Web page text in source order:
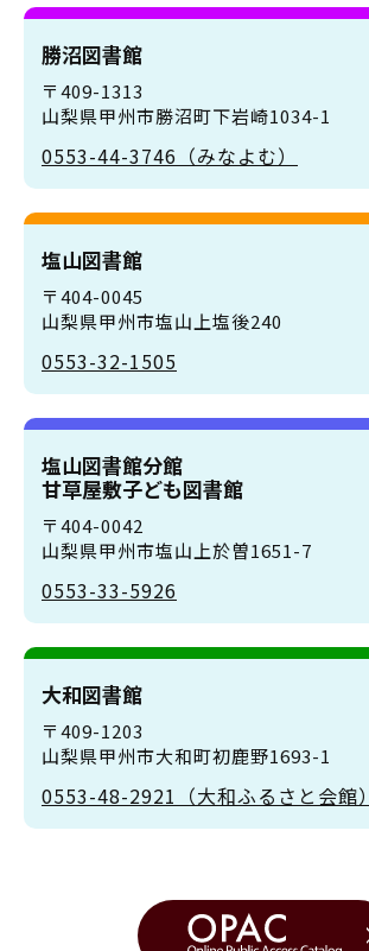
勝沼図書館
〒409-1313
山梨県甲州市勝沼町下岩崎1034-1
0553-44-3746（みなよむ）
塩山図書館
〒404-0045
山梨県甲州市塩山上塩後240
0553-32-1505
塩山図書館分館
甘草屋敷子ども図書館
〒404-0042
山梨県甲州市塩山上於曽1651-7
0553-33-5926
大和図書館
〒409-1203
山梨県甲州市大和町初鹿野1693-1
0553-48-2921（大和ふるさと会館）